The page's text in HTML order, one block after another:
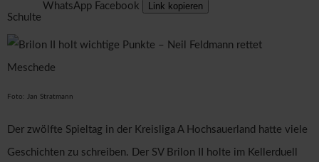
WhatsApp Facebook Link kopieren
Foto: Jan Stratmann
Der zwölfte Spieltag in der Kreisliga A Hochsauerland hatte viele
Geschichten zu schreiben. Der SV Brilon II holte im Kellerduell